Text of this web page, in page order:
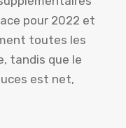
pour 2022 et
toutes les
tandis que le
est net,